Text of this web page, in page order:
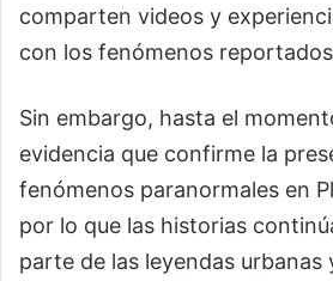
comparten videos y
con los fenómenos
Sin embargo, hasta el
evidencia que confirme la
fenómenos paranormales en
por lo que las historias
parte de las leyendas urbanas